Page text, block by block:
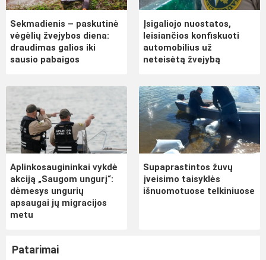
Sekmadienis – paskutinė
vėgėlių žvejybos diena:
draudimas galios iki
sausio pabaigos
Įsigaliojo nuostatos,
leisiančios konfiskuoti
automobilius už
neteisėtą žvejybą
Aplinkosaugininkai vykdė
akciją „Saugom ungurį“:
dėmesys ungurių
apsaugai jų migracijos
metu
Supaprastintos žuvų
įveisimo taisyklės
išnuomotuose telkiniuose
Patarimai